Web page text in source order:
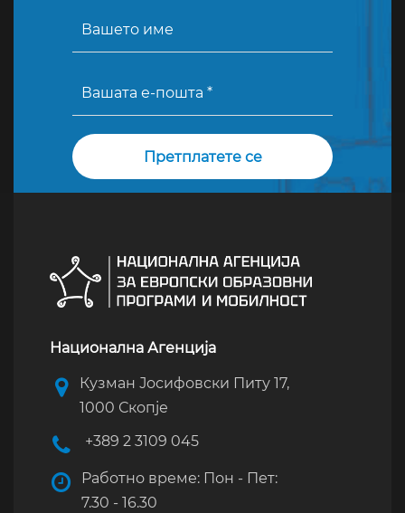
Национална Агенција
Кузман Јосифовски Питу 17,
1000 Скопје
+389 2 3109 045
Работно време: Пон - Пет:
7.30 - 16.30